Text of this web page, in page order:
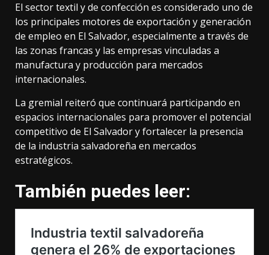
El sector textil y de confección es considerado uno de
los principales motores de exportación y generación
de empleo en El Salvador, especialmente a través de
las zonas francas y las empresas vinculadas a
manufactura y producción para mercados
internacionales.
La gremial reiteró que continuará participando en
espacios internacionales para promover el potencial
competitivo de El Salvador y fortalecer la presencia
de la industria salvadoreña en mercados
estratégicos.
También puedes leer: